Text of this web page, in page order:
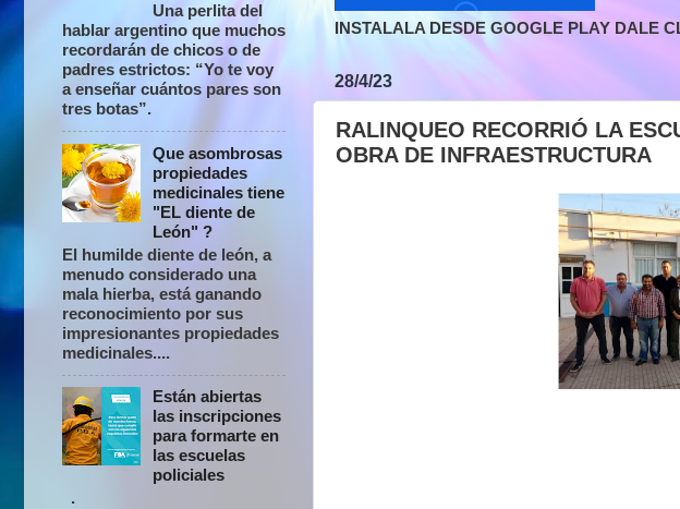
INSTALALA DESDE GOOGLE PLAY DALE
28/4/23
RALINQUEO RECORRIÓ LA
OBRA DE INFRAESTRUCTURA
Una perlita del
hablar argentino que muchos
recordarán de chicos o de
padres estrictos: “Yo te voy
a enseñar cuántos pares son
tres botas”.
Que asombrosas
propiedades
medicinales tiene
"EL diente de
León" ?
El humilde diente de león, a
menudo considerado una
mala hierba, está ganando
reconocimiento por sus
impresionantes propiedades
medicinales....
Están abiertas
las inscripciones
para formarte en
las escuelas
policiales
.